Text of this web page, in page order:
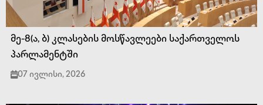
მე-8(ა, ბ) კლასების მოსწავლეები საქართველოს
პარლამენტში
07 ივლისი, 2026